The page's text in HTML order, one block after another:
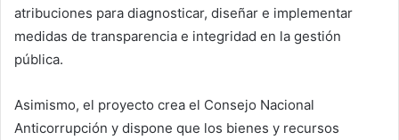
atribuciones para diagnosticar, diseñar e implementar
medidas de transparencia e integridad en la gestión
pública.
Asimismo, el proyecto crea el Consejo Nacional
Anticorrupción y dispone que los bienes y recursos